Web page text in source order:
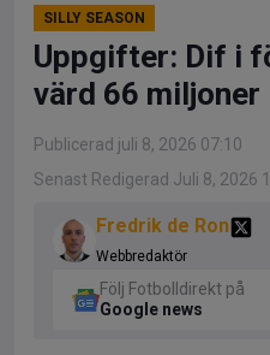
SILLY SEASON
Uppgifter: Dif i
värd 66 miljoner
Publicerad juli 8, 2026 07:10
Senast Redigerad Juli 8, 2026
Fredrik de Ron
Webbredaktör
Följ Fotbolldirekt på
Google news